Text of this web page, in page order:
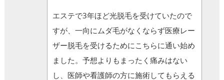
エステで3年ほど光脱毛を受けていたので
すが、一向にムダ毛がなくならず医療レー
ザー脱毛を受けるためにこちらに通い始め
ました。予想よりもまったく痛みはない
し、医師や看護師の方に施術してもらえる